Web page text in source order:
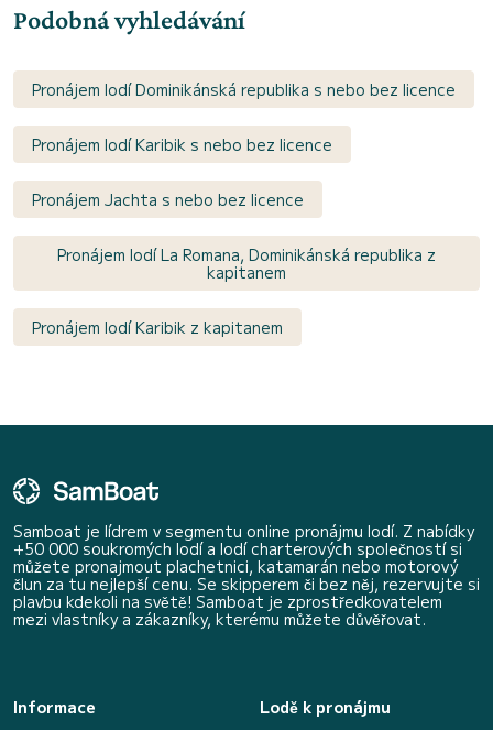
Podobná vyhledávání
Pronájem lodí Dominikánská republika s nebo bez licence
Pronájem lodí Karibik s nebo bez licence
Pronájem Jachta s nebo bez licence
Pronájem lodí La Romana, Dominikánská republika z
kapitanem
Pronájem lodí Karibik z kapitanem
Samboat je lídrem v segmentu online pronájmu lodí. Z nabídky
+50 000 soukromých lodí a lodí charterových společností si
můžete pronajmout plachetnici, katamarán nebo motorový
člun za tu nejlepší cenu. Se skipperem či bez něj, rezervujte si
plavbu kdekoli na světě! Samboat je zprostředkovatelem
mezi vlastníky a zákazníky, kterému můžete důvěřovat.
Informace
Lodě k pronájmu